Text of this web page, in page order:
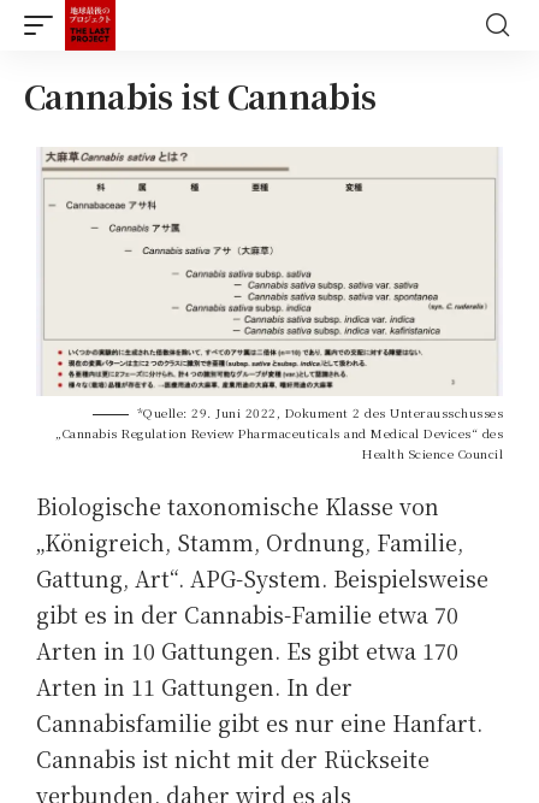
Cannabis ist Cannabis
*Quelle: 29. Juni 2022, Dokument 2 des Unterausschusses
„Cannabis Regulation Review Pharmaceuticals and Medical Devices“ des
Health Science Council
Biologische taxonomische Klasse von
„Königreich, Stamm, Ordnung, Familie,
Gattung, Art“. APG-System. Beispielsweise
gibt es in der Cannabis-Familie etwa 70
Arten in 10 Gattungen. Es gibt etwa 170
Arten in 11 Gattungen. In der
Cannabisfamilie gibt es nur eine Hanfart.
Cannabis ist nicht mit der Rückseite
verbunden, daher wird es als